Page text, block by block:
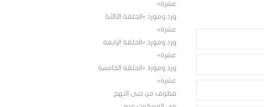
عشرة»
ورد ومورد «الحلقة الثالثة
عشرة»
ورد ومورد «الحلقة الرابعة
عشرة»
ورد ومورد «الحلقة الخامسة
عشرة»
قطوف من جنى النهج